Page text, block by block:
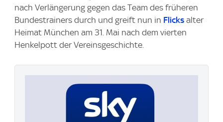
nach Verlängerung gegen das Team des früheren
Bundestrainers durch und greift nun in Flicks alter
Heimat München am 31. Mai nach dem vierten
Henkelpott der Vereinsgeschichte.